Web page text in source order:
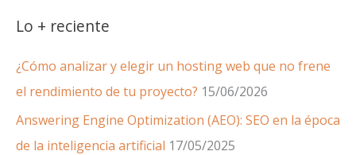
Lo + reciente
¿Cómo analizar y elegir un hosting web que no frene
el rendimiento de tu proyecto? 15/06/2026
Answering Engine Optimization (AEO): SEO en la época
de la inteligencia artificial 17/05/2025